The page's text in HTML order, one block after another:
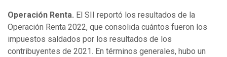
Operación Renta. El SII reportó los resultados de la
Operación Renta 2022, que consolida cuántos fueron los
impuestos saldados por los resultados de los
contribuyentes de 2021. En términos generales, hubo un